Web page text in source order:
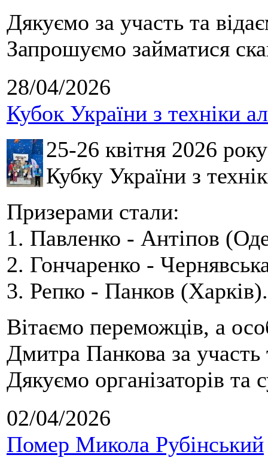
Дякуємо за участь та
Запрошуємо займатися
28/04/2026
Кубок України з техніки
25-26 квітня 2026
Кубку України з
Призерами стали:
1. Павленко - Антіпов
2. Гончаренко -
3. Репко - Панков (Харків).
Вітаємо переможців, а
Дмитра Панкова за
Дякуємо організаторів та
02/04/2026
Помер Микола Рубінський